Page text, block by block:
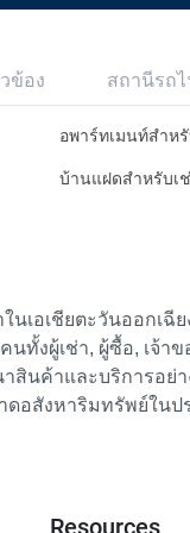
ข้อง สถานีรถ
อพาร์ทเมนท์สำห
บ้านแฝดสำหรับเ
เอเชียตะวันออกเฉี
ทั้งผู้เช่า, ผู้ซื้อ, เจ้
สินค้าและบริการอย่
สังหาริมทรัพย์ในปร
Resources